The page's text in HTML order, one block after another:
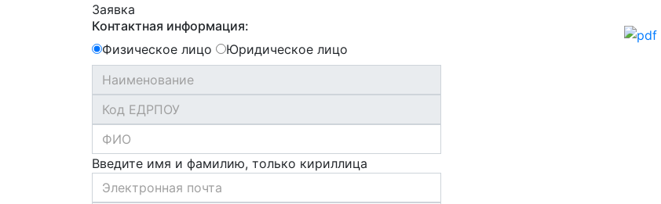
Заявка
Контактная информация:
Физическое лицо
Юридическое лицо
Введите имя и фамилию, только кириллица